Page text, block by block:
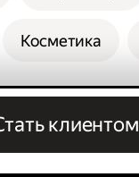
Косметика
клиентом